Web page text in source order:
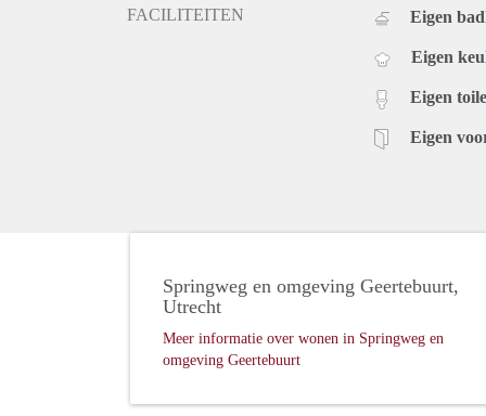
FACILITEITEN Eigen
Eigen
Eigen
Eigen
Springweg en omgeving Geertebuurt,
Utrecht
Meer informatie over wonen in Springweg en
omgeving Geertebuurt